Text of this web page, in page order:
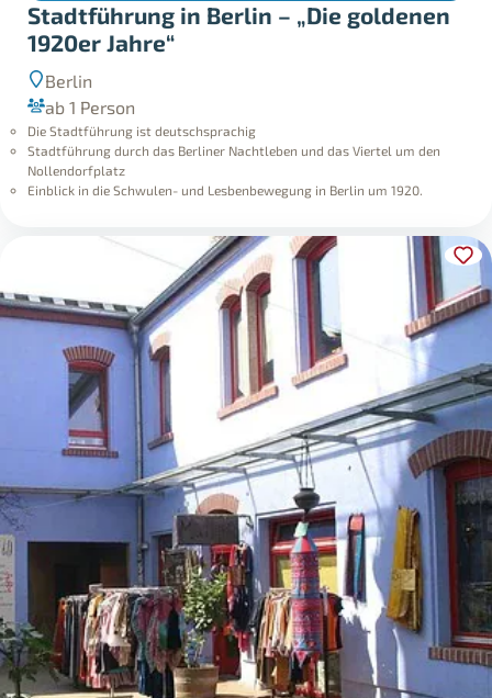
Stadtführung in Berlin – „Die goldenen
1920er Jahre“
Berlin
ab 1 Person
Die Stadtführung ist deutschsprachig
Stadtführung durch das Berliner Nachtleben und das Viertel um den
Nollendorfplatz
Einblick in die Schwulen- und Lesbenbewegung in Berlin um 1920.